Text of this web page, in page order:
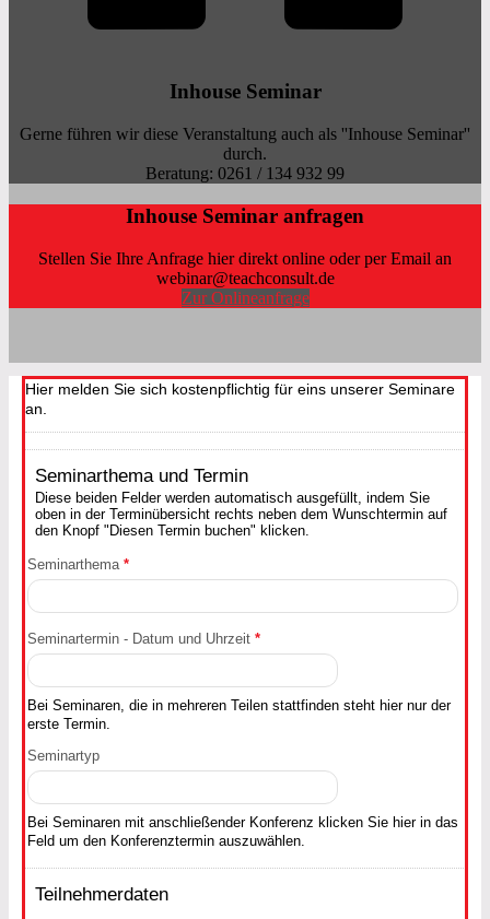
Inhouse Seminar
Gerne führen wir diese Veranstaltung auch als ''Inhouse Seminar''
durch.
Beratung: 0261 / 134 932 99
Inhouse Seminar anfragen
Stellen Sie Ihre Anfrage hier direkt online oder per Email an
webinar@teachconsult.de
Zur Onlineanfrage
Hier melden Sie sich kostenpflichtig für eins unserer Seminare
an.
Seminarthema und Termin
Diese beiden Felder werden automatisch ausgefüllt, indem Sie
oben in der Terminübersicht rechts neben dem Wunschtermin auf
den Knopf "Diesen Termin buchen" klicken.
Seminarthema *
Seminartermin - Datum und Uhrzeit *
Bei Seminaren, die in mehreren Teilen stattfinden steht hier nur der
erste Termin.
Seminartyp
Bei Seminaren mit anschließender Konferenz klicken Sie hier in das
Feld um den Konferenztermin auszuwählen.
Teilnehmerdaten